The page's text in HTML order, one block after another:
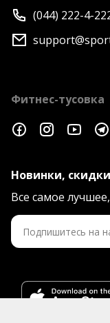
(044) 222-4-
Фитнес-тусовка
Новинки,
Все самое